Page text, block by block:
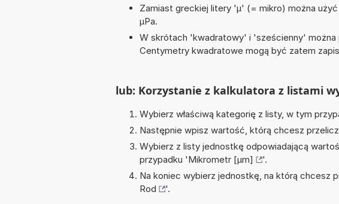
Zamiast greckiej litery 'µ' (= mikro) można użyć
µPa.
W skrótach 'kwadratowy' i 'sześcienny'
Centymetry kwadratowe mogą być zatem
lub: Korzystanie z kalkulatora z listami
Wybierz właściwą kategorię z listy, w tym
Następnie wpisz wartość, którą chcesz
Wybierz z listy jednostkę odpowiadającą
przypadku 'Mikrometr [µm]
'.
Na koniec wybierz jednostkę, na którą chcesz
Rod
'.